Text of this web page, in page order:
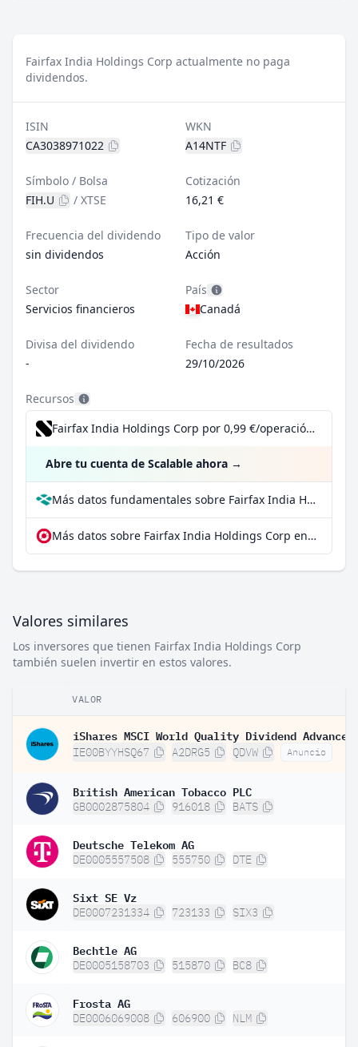
Fairfax India Holdings Corp actualmente no paga
dividendos.
ISIN
CA3038971022
WKN
A14NTF
Símbolo / Bolsa
FIH.U
/ XTSE
Cotización
16,21 €
Frecuencia del dividendo
sin dividendos
Tipo de valor
Acción
Sector
Servicios financieros
País
Canadá
Divisa del dividendo
-
Fecha de resultados
29/10/2026
Recursos
Fairfax India Holdings Corp por 0,99 €/operación, incluido el Dividend Reinvestment Plan
Abre tu cuenta de Scalable ahora →
Más datos fundamentales sobre Fairfax India Holdings Corp en Parqet
Más datos sobre Fairfax India Holdings Corp en extraETF
Valores similares
Los inversores que tienen Fairfax India Holdings Corp
también suelen invertir en estos valores.
VALOR
IE00BYYHSQ67 A2DRG5 QDVW Anuncio
British American Tobacco PLC
GB0002875804 916018 BATS
Deutsche Telekom AG
DE0005557508 555750 DTE
Sixt SE Vz
DE0007231334 723133 SIX3
Bechtle AG
DE0005158703 515870 BC8
Frosta AG
DE0006069008 606900 NLM